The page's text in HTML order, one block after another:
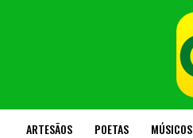
ARTESÃOS POETAS MÚSICOS